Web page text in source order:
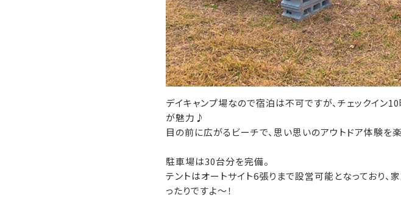
デイキャンプ場なので宿泊は不可ですが、チェックイン
が魅力♪
目の前に広がるビーチで、思い思いのアウトドア体験を
駐車場は30台分を完備。
テントはオートサイト6張りまで設営可能となっており
ったりですよ～！